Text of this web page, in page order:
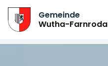
Gemeinde
Wutha-Farnroda